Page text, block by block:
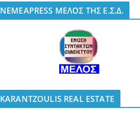
NEMEAPRESS ΜΕΛΟΣ ΤΗΣ Ε.Σ.Δ.
KARANTZOULIS REAL ESTATE